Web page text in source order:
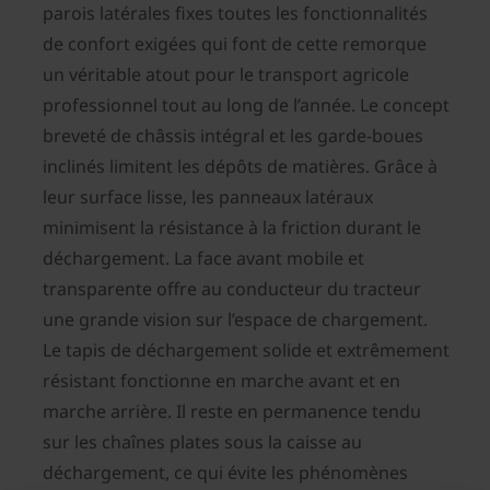
parois latérales fixes toutes les fonctionnalités
de confort exigées qui font de cette remorque
un véritable atout pour le transport agricole
professionnel tout au long de l’année. Le concept
breveté de châssis intégral et les garde-boues
inclinés limitent les dépôts de matières. Grâce à
leur surface lisse, les panneaux latéraux
minimisent la résistance à la friction durant le
déchargement. La face avant mobile et
transparente offre au conducteur du tracteur
une grande vision sur l’espace de chargement.
Le tapis de déchargement solide et extrêmement
résistant fonctionne en marche avant et en
marche arrière. Il reste en permanence tendu
sur les chaînes plates sous la caisse au
déchargement, ce qui évite les phénomènes